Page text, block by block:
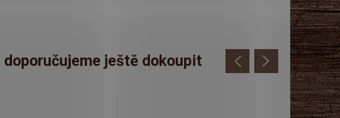
ještě dokoupit